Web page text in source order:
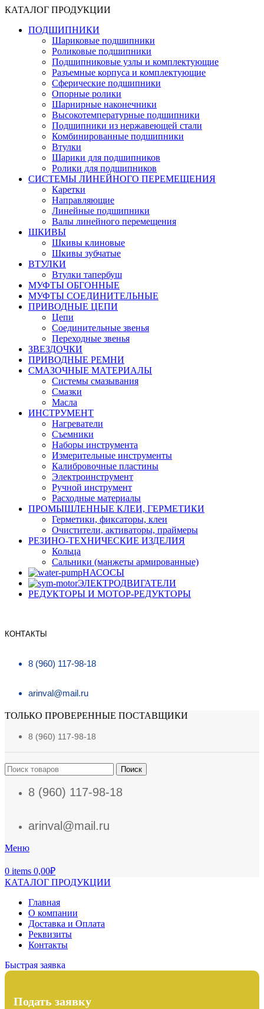
КАТАЛОГ ПРОДУКЦИИ
ПОДШИПНИКИ
Шариковые подшипники
Роликовые подшипники
Подшипниковые узлы и комплектующие
Разъемные корпуса и комплектующие
Сферические подшипники
Опорные ролики
Шарнирные наконечники
Высокотемпературные подшипники
Подшипники из нержавеющей стали
Комбинированные подшипники
Втулки
Шарики для подшипников
Ролики для подшипников
СИСТЕМЫ ЛИНЕЙНОГО ПЕРЕМЕЩЕНИЯ
Каретки
Направляющие
Линейные подшипники
Валы линейного перемещения
ШКИВЫ
Шкивы клиновые
Шкивы зубчатые
ВТУЛКИ
Втулки тапербуш
МУФТЫ ОБГОННЫЕ
МУФТЫ СОЕДИНИТЕЛЬНЫЕ
ПРИВОДНЫЕ ЦЕПИ
Цепи
Соединительные звенья
Переходные звенья
ЗВЕЗДОЧКИ
ПРИВОДНЫЕ РЕМНИ
СМАЗОЧНЫЕ МАТЕРИАЛЫ
Системы смазывания
Смазки
Масла
ИНСТРУМЕНТ
Нагреватели
Съемники
Наборы инструмента
Измерительные инструменты
Калибровочные пластины
Электроинструмент
Ручной инструмент
Расходные материалы
ПРОМЫШЛЕННЫЕ КЛЕИ, ГЕРМЕТИКИ
Герметики, фиксаторы, клеи
Очистители, активаторы, праймеры
РЕЗИНО-ТЕХНИЧЕСКИЕ ИЗДЕЛИЯ
Кольца
Сальники (манжеты армированные)
НАСОСЫ
ЭЛЕКТРОДВИГАТЕЛИ
РЕДУКТОРЫ И МОТОР-РЕДУКТОРЫ
КОНТАКТЫ
8 (960) 117-98-18
arinval@mail.ru
ТОЛЬКО ПРОВЕРЕННЫЕ ПОСТАВЩИКИ
8 (960) 117-98-18
Поиск
8 (960) 117-98-18
arinval@mail.ru
Меню
0 items 0,00₽
КАТАЛОГ ПРОДУКЦИИ
Главная
О компании
Доставка и Оплата
Реквизиты
Контакты
Быстрая заявка
Подать заявку